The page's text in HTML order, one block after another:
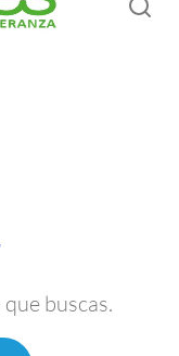
buscas.